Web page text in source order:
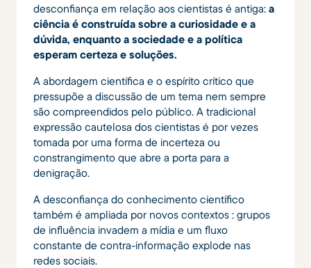
desconfiança em relação aos cientistas é antiga: a
ciência é construída sobre a curiosidade e a
dúvida, enquanto a sociedade e a política
esperam certeza e soluções.
A abordagem científica e o espírito crítico que
pressupõe a discussão de um tema nem sempre
são compreendidos pelo público. A tradicional
expressão cautelosa dos cientistas é por vezes
tomada por uma forma de incerteza ou
constrangimento que abre a porta para a
denigração.
A desconfiança do conhecimento científico
também é ampliada por novos contextos : grupos
de influência invadem a mídia e um fluxo
constante de contra-informação explode nas
redes sociais.